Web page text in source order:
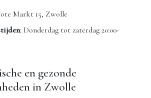
Markt 15, Zwolle
: Donderdag tot zaterdag 20:00-
en gezonde
in Zwolle